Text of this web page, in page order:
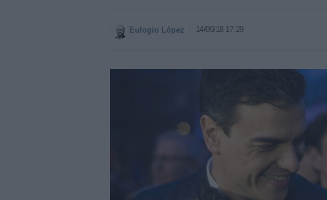
Eulogio López 14/09/18 17:29